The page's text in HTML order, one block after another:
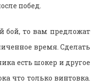
побед.
бой, то вам предложат
время. Сделать
есть шокер и другое
что только винтовка.